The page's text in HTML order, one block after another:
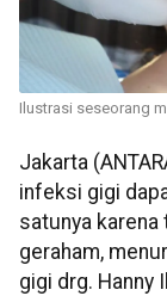
Ilustrasi seseorang
Jakarta
infeksi gigi
satunya
geraham,
gigi drg. Hanny